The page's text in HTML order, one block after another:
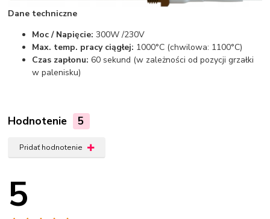
Dane techniczne
Moc / Napięcie: 300W /230V
Max. temp. pracy ciągłej: 1000°C (chwilowa: 1100°C)
Czas zapłonu: 60 sekund (w zależności od pozycji grzałki
w palenisku)
Hodnotenie 5
Pridať hodnotenie
5